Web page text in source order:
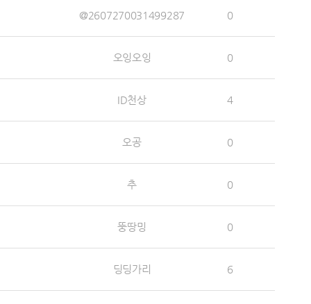
@2607270031499287 0
오잉오잉 0
ID천상 4
오공 0
추 0
뚱땅밍 0
딩딩가리 6